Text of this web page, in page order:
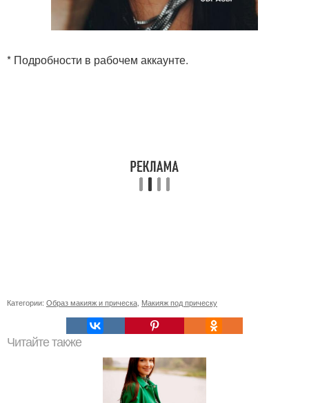
* Подробности в рабочем аккаунте.
Категории: Образ макияж и прическа Макияж под прическу
Читайте также